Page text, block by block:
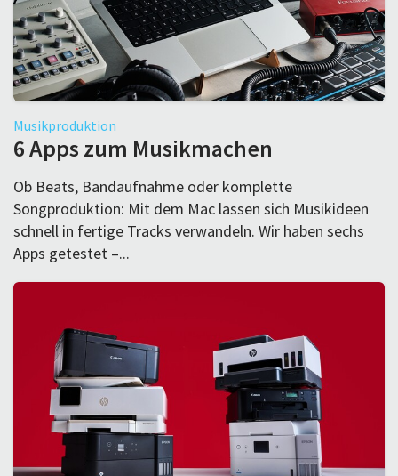
Musikproduktion
6 Apps zum Musikmachen
Ob Beats, Bandaufnahme oder komplette
Songproduktion: Mit dem Mac lassen sich Musikideen
schnell in fertige Tracks verwandeln. Wir haben sechs
Apps getestet –...